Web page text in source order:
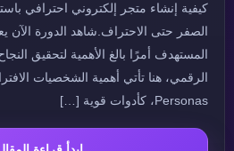
الصفر حتى الاحتراف.شاهد الدورة الآن
المستهدف أمرًا بالغ الأهمية لتحقيق
Personas، كأدوات قوية […]